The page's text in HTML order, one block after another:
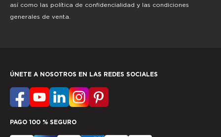
así como las política de confidencialidad y las condiciones
generales de venta.
ÚNETE A NOSOTROS EN LAS REDES SOCIALES
PAGO 100 % SEGURO